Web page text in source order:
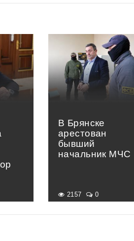
В Брянске
арестован
бывший
начальник МЧС
2157 0